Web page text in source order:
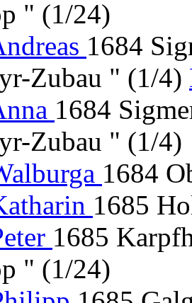
" (1/24)
1684
Zubau " (1/4)
1684
Zubau " (1/4)
1684
1685
1685
" (1/24)